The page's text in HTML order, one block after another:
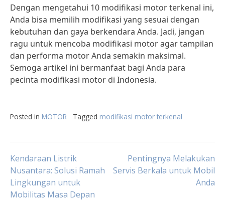
Dengan mengetahui 10 modifikasi motor terkenal ini,
Anda bisa memilih modifikasi yang sesuai dengan
kebutuhan dan gaya berkendara Anda. Jadi, jangan
ragu untuk mencoba modifikasi motor agar tampilan
dan performa motor Anda semakin maksimal.
Semoga artikel ini bermanfaat bagi Anda para
pecinta modifikasi motor di Indonesia.
Posted in MOTOR Tagged modifikasi motor terkenal
Post
navigation
Kendaraan Listrik
Nusantara: Solusi Ramah
Lingkungan untuk
Mobilitas Masa Depan
Pentingnya Melakukan
Servis Berkala untuk Mobil
Anda